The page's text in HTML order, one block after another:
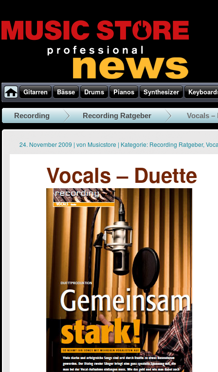
Gitarren Bässe Drums Pianos Synthesizer
Recording Recording Ratgeber Vocals –
24. November 2009 | von Musicstore | Kategorie: Recording Ratgeber,
Vocals – Duette